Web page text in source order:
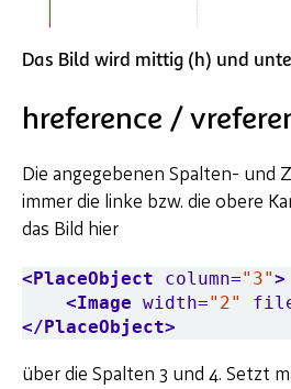
Das Bild wird mittig (h) und
hreference /
Die angegebenen Spalten- und
immer die linke bzw. die obere
das Bild hier
<PlaceObject column="3">
<Image width="2"
</PlaceObject>
über die Spalten 3 und 4. Setzt